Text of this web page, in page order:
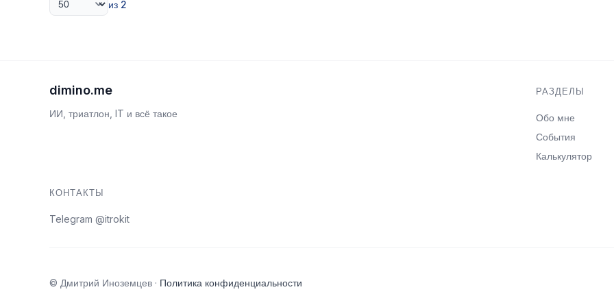
из 2
dimino.me
ИИ, триатлон, IT и всё такое
РАЗДЕЛЫ
Обо мне
События
Калькулятор
КОНТАКТЫ
Telegram @itrokit
© Дмитрий Иноземцев · Политика конфиденциальности